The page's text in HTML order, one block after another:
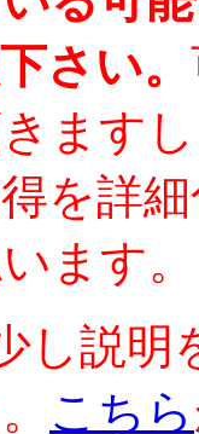
さい。
ます
を詳
ます。
し説明
こちら